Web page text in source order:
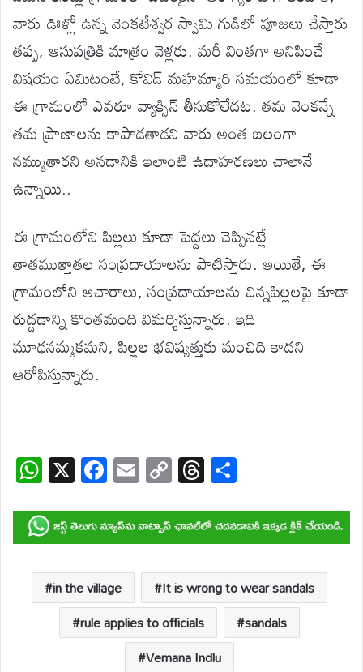
వారు ఊళ్లో ఉన్న వెంకటేశ్వర స్వామి గుడిలో పూజలు చేస్తారు
తప్ప, ఆసుపత్రికి మాత్రం వెళ్లరు. మరీ వింతగా అనిపించే
విషయం ఏమిటంటే, కోవిడ్ మహమ్మారి సమయంలో కూడా
ఈ గ్రామంలో ఎవరూ వ్యాక్సిన్ తీసుకోలేదట. తమ వెంకన్నే
తమ ప్రాణాలను కాపాడతాడని వారు అంత బలంగా
నమ్ముతారని అనడానికి ఇలాంటి ఉదాహరణలు చాలానే
ఉన్నాయి..
ఈ గ్రామంలోని పిల్లలు కూడా పెద్దలు చెప్పినట్లే
తాతముత్తాతల సంప్రదాయాలను పాటిస్తారు. అయితే, ఈ
గ్రామంలోని ఆచారాలు, సంప్రదాయాలను చిన్నపిల్లలపై కూడా
రుద్దడాన్ని కొంతమంది విమర్శిస్తున్నారు. ఇది
మూఢనమ్మకమని, పిల్లల భవిష్యత్తుకు మంచిది కాదని
ఆరోపిస్తున్నారు.
W
h
at
s
A
p
X F
ac
e
b
o
o
k
E
m
ail
C
o
p
y
Li
n
k
T
hr
e
a
d
s
ar
e
in the village
It is wrong to wear sandals
rule applies to officials
sandals
Vemana Indlu